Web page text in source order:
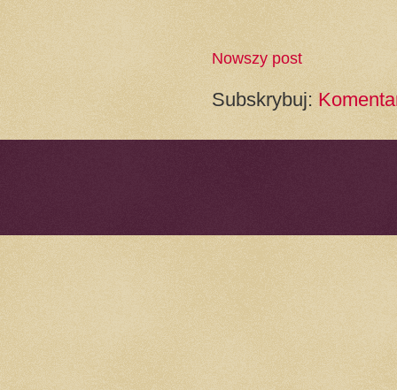
Nowszy post
Subskrybuj: